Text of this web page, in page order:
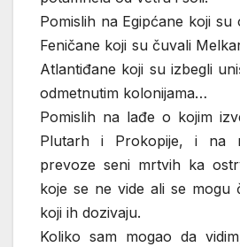
Pomislih na Egipćane koji
Feničane koji su čuvali
Atlantiđane koji su izbegli
odmetnutim kolonijama…
Pomislih na lađe o kojim
Plutarh i Prokopije, i na
prevoze seni mrtvih ka
koje se ne vide ali se mogu
koji ih dozivaju.
Koliko sam mogao da